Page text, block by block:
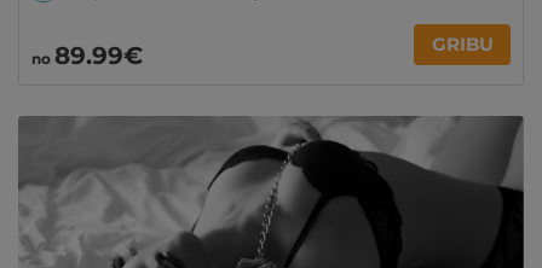
no 89.99€ GRIBU